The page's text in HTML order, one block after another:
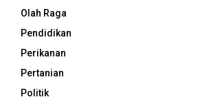
Olah Raga
Pendidikan
Perikanan
Pertanian
Politik